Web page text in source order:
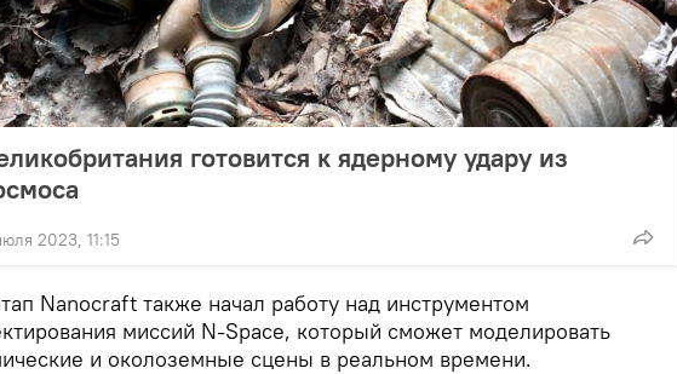
готовится к ядерному удару из
2023, 11:15
Nanocraft также начал работу над инструментом
миссий N-Space, который сможет моделировать
и околоземные сцены в реальном времени.